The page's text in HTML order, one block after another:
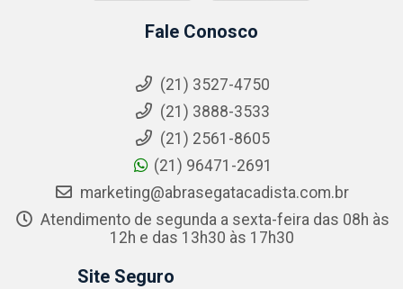
Fale Conosco
(21) 3527-4750
(21) 3888-3533
(21) 2561-8605
(21) 96471-2691
marketing@abrasegatacadista.com.br
Atendimento de segunda a sexta-feira das 08h às
12h e das 13h30 às 17h30
Site Seguro